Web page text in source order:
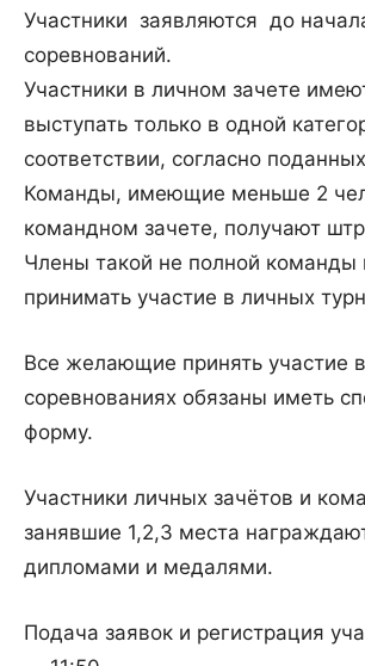
Участники заявляются до
соревнований.
Участники в личном зачете
выступать только в одной
соответствии, согласно
Команды, имеющие меньше 2
командном зачете, получают
Члены такой не полной команды
принимать участие в личных
Все желающие принять участие в
соревнованиях обязаны иметь
форму.
Участники личных зачётов и
занявшие 1,2,3 места
дипломами и медалями.
Подача заявок и регистрация